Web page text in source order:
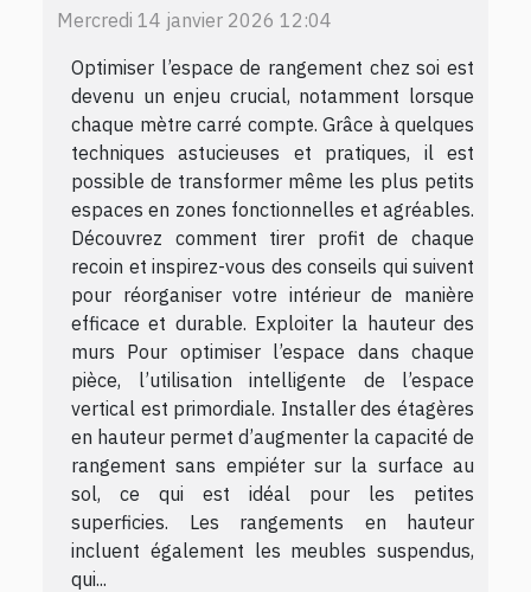
Mercredi 14 janvier 2026 12:04
Optimiser l’espace de rangement chez soi est
devenu un enjeu crucial, notamment lorsque
chaque mètre carré compte. Grâce à quelques
techniques astucieuses et pratiques, il est
possible de transformer même les plus petits
espaces en zones fonctionnelles et agréables.
Découvrez comment tirer profit de chaque
recoin et inspirez-vous des conseils qui suivent
pour réorganiser votre intérieur de manière
efficace et durable. Exploiter la hauteur des
murs Pour optimiser l’espace dans chaque
pièce, l’utilisation intelligente de l’espace
vertical est primordiale. Installer des étagères
en hauteur permet d’augmenter la capacité de
rangement sans empiéter sur la surface au
sol, ce qui est idéal pour les petites
superficies. Les rangements en hauteur
incluent également les meubles suspendus,
qui...